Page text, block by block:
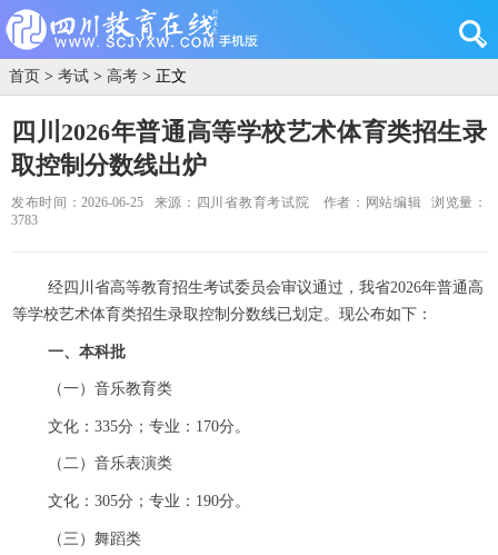
首页 > 考试 > 高考 > 正文
四川2026年普通高等学校艺术体育类招生录
取控制分数线出炉
发布时间：2026-06-25 来源：四川省教育考试院 作者：网站编辑
浏览量：
3783
经四川省高等教育招生考试委员会审议通过，我省2026年普通高
等学校艺术体育类招生录取控制分数线已划定。现公布如下：
一、本科批
（一）音乐教育类
文化：335分；专业：170分。
（二）音乐表演类
文化：305分；专业：190分。
（三）舞蹈类